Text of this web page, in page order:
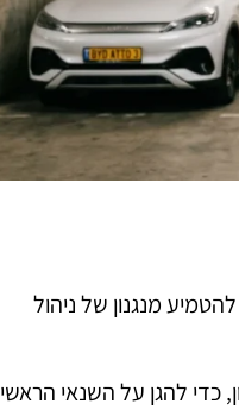
מנגנון של ניהול
כדי להגן על השנאי הראשי